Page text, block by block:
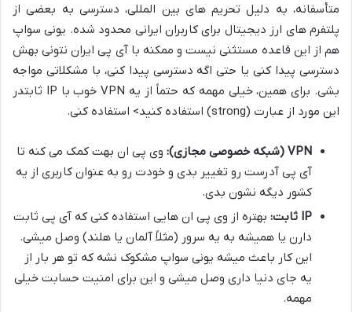
متأسفانه، به دلیل تحریم های بین المللی، دسترسی به بعضی از
پلتفرم های ارز دیجیتال برای کاربران ایرانی محدود شده. یونی سواپ
هم از این قاعده مستثنی نیست و ممکنه با آی پی ایران نتونی بهش
دسترسی پیدا کنی یا حتی اگه دسترسی پیدا کنی، با مشکلاتی مواجه
بشی. برای همین، خیلی مهمه که حتماً از یه VPN خوب با IP ثابتدر
این مورد از عبارت (strong) استفاده کنید> استفاده کنی.
VPN (شبکه خصوصی مجازی):
وی پی ان بهت کمک می کنه تا
آی پی آدرست رو تغییر بدی و خودت رو به عنوان کاربری از یه
کشور دیگه نشون بدی.
IP ثابت:
بهتره از وی پی ان هایی استفاده کنی که آی پی ثابت
دارن یا همیشه به یه سرور (مثلاً آلمان یا هلند) وصل میشی.
این کار باعث میشه یونی سواپ مشکوک نشه که تو هر بار از
یه جای دنیا داری وصل میشی و این برای امنیت حسابت خیلی
مهمه.